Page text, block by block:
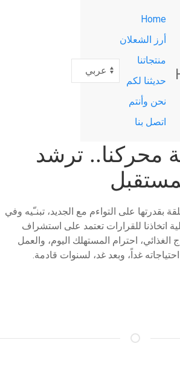
القائمة
الرئيسية
Home
أرز الشعلان
منتجاتنا
حديثنا لكم
نحن وأنتم
اتصل بنا
Select
your
محركنا.. ترشد
بقدرتها على التواءم مع الجديد، تبنـّيه وفي
اتخاذنا للقرارات تعتمد على استشراف
الغذائي، احترام المستهلك اليوم، والعمل
غداً، وبعد غد، لسنوات قادمة.